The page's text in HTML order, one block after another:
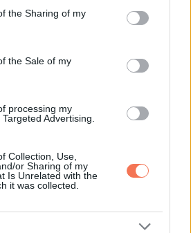
usage behaviour. You may click to
Google and its third-party tags to
specified purposes in below Google
the Sharing of my
the Sale of my
processing my
Advertising.
Collection, Use,
or Sharing of my
Is Unrelated with the
it was collected.
együtt átéltetek.
magadban.
szívből érkezel.
amire